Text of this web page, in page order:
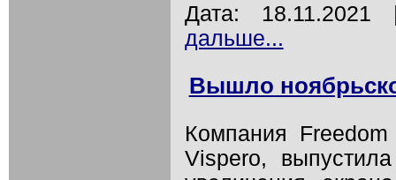
Дата:
дальше...
Вышло
Компания
Vispero,